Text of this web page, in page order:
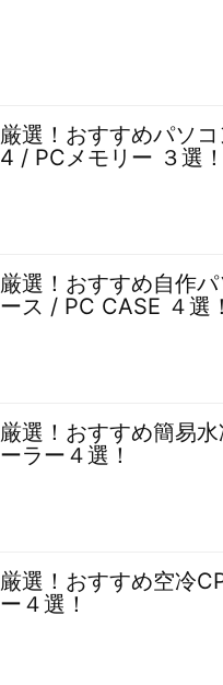
厳選！おすすめパソ
4 / PCメモリー ３選！
厳選！おすすめ自作
ース / PC CASE ４選！
厳選！おすすめ簡易
ーラー４選！
厳選！おすすめ空冷
ー４選！